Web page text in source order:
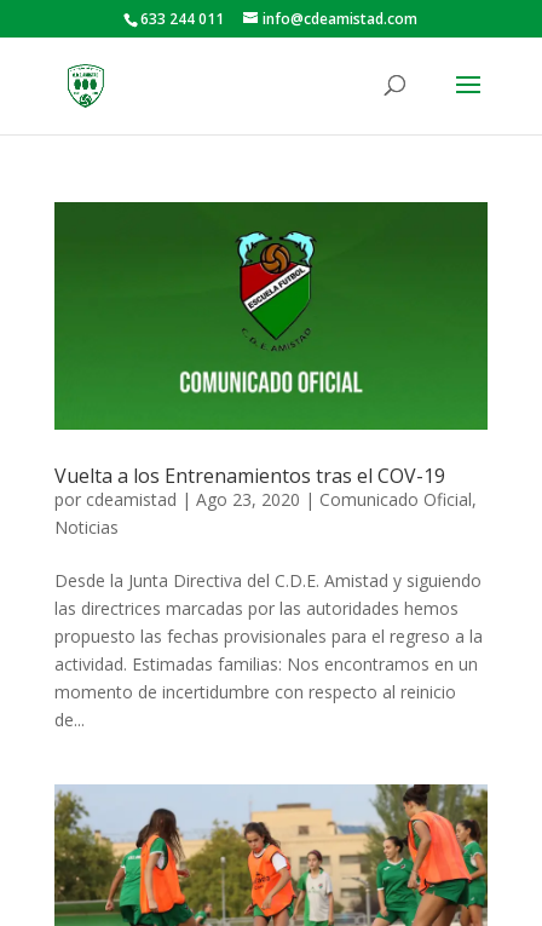
633 244 011 info@cdeamistad.com
Vuelta a los Entrenamientos tras el COV-19
por cdeamistad | Ago 23, 2020 | Comunicado Oficial,
Noticias
Desde la Junta Directiva del C.D.E. Amistad y siguiendo
las directrices marcadas por las autoridades hemos
propuesto las fechas provisionales para el regreso a la
actividad. Estimadas familias: Nos encontramos en un
momento de incertidumbre con respecto al reinicio
de...